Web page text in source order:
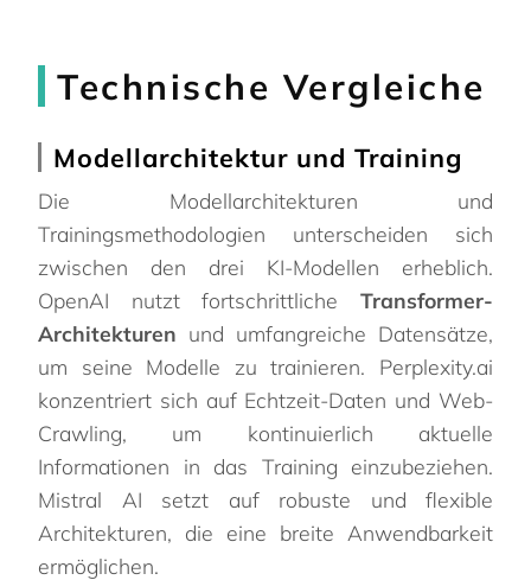
Technische Vergleiche
Modellarchitektur und Training
Die Modellarchitekturen und
Trainingsmethodologien unterscheiden sich
zwischen den drei KI-Modellen erheblich.
OpenAI nutzt fortschrittliche Transformer-
Architekturen und umfangreiche Datensätze,
um seine Modelle zu trainieren. Perplexity.ai
konzentriert sich auf Echtzeit-Daten und Web-
Crawling, um kontinuierlich aktuelle
Informationen in das Training einzubeziehen.
Mistral AI setzt auf robuste und flexible
Architekturen, die eine breite Anwendbarkeit
ermöglichen.